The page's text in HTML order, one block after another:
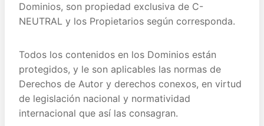
Dominios, son propiedad exclusiva de C-
NEUTRAL y los Propietarios según corresponda.
Todos los contenidos en los Dominios están
protegidos, y le son aplicables las normas de
Derechos de Autor y derechos conexos, en virtud
de legislación nacional y normatividad
internacional que así las consagran.